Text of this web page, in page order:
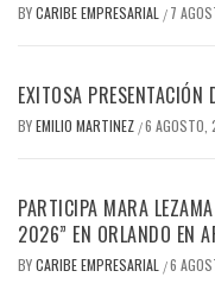
BYCARIBE EMPRESARIAL / 7
EXITOSA PRESENTACIÓN
BYEMILIO MARTINEZ /6
PARTICIPA MARA
2026” EN ORLANDO EN
BYCARIBE EMPRESARIAL /6